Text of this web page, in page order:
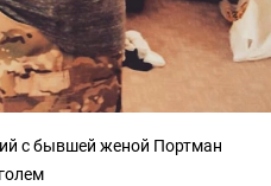
с бывшей женой Портман